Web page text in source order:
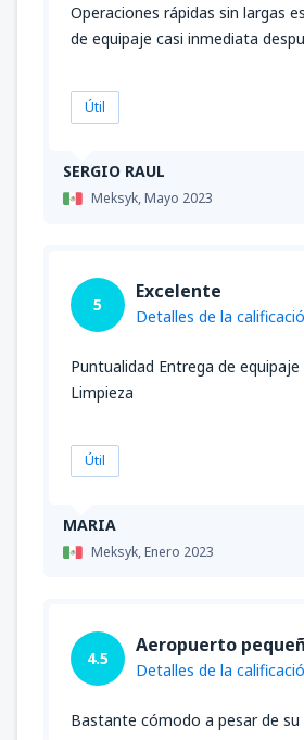
SERGIO RAUL
Meksyk,Mayo 2023
Operaciones rápidas sin largas
de equipaje casi inmediata
Útil
MARIA
Meksyk,Enero 2023
5
Excelente
Detalles de la
Puntualidad Entrega de equipaje
Limpieza
Útil
4.5
Aeropuerto
Detalles de la
Bastante cómodo a pesar de